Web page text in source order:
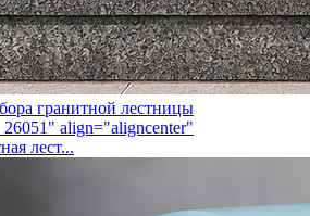
гранитной лестницы
align="aligncenter"
лест...